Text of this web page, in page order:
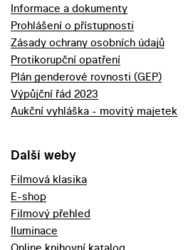
Informace a dokumenty
Prohlášení o přístupnosti
Zásady ochrany osobních údajů
Protikorupční opatření
Plán genderové rovnosti (GEP)
Výpůjční řád 2023
Aukční vyhláška - movitý majetek
Další weby
Filmová klasika
E-shop
Filmový přehled
Iluminace